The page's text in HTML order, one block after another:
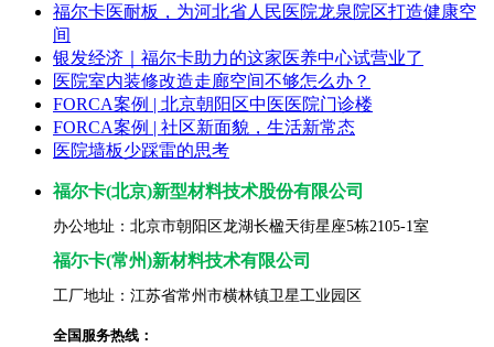
福尔卡医耐板，为河北省人民医院龙泉院区打造健康空
间
银发经济｜福尔卡助力的这家医养中心试营业了
医院室内装修改造走廊空间不够怎么办？
FORCA案例 | 北京朝阳区中医医院门诊楼
FORCA案例 | 社区新面貌，生活新常态
医院墙板少踩雷的思考
福尔卡(北京)新型材料技术股份有限公司
办公地址：北京市朝阳区龙湖长楹天街星座5栋2105-1室
福尓卡(常州)新材料技术有限公司
工厂地址：江苏省常州市横林镇卫星工业园区
全国服务热线：